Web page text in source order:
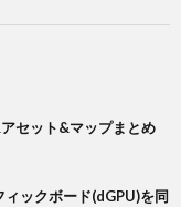
セット&マップまとめ
ックボード(dGPU)を同